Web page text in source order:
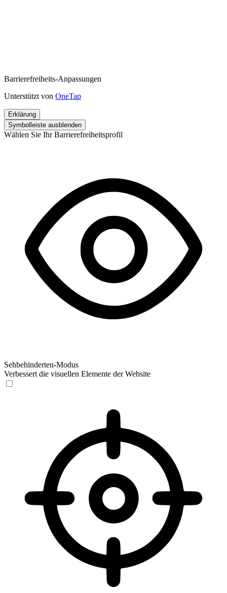
Barrierefreiheits-Anpassungen
Unterstützt von OneTap
Erklärung
Symbolleiste ausblenden
Wählen Sie Ihr Barrierefreiheitsprofil
Sehbehinderten-Modus
Verbessert die visuellen Elemente der Website